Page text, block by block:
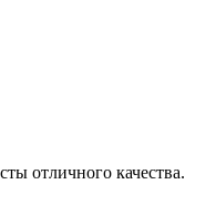
отличного качества.